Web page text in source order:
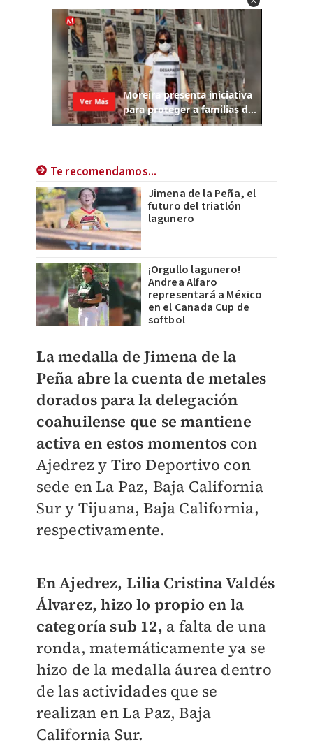
Te recomendamos...
Jimena de la Peña, el
futuro del triatlón
lagunero
¡Orgullo lagunero!
Andrea Alfaro
representará a México
en el Canada Cup de
softbol
La medalla de Jimena de la
Peña abre la cuenta de metales
dorados para la delegación
coahuilense que se mantiene
activa en estos momentos con
Ajedrez y Tiro Deportivo con
sede en La Paz, Baja California
Sur y Tijuana, Baja California,
respectivamente.
En Ajedrez, Lilia Cristina Valdés
Álvarez, hizo lo propio en la
categoría sub 12, a falta de una
ronda, matemáticamente ya se
hizo de la medalla áurea dentro
de las actividades que se
realizan en La Paz, Baja
California Sur.